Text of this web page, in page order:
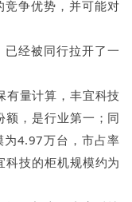
争优势，并可能对
经被同行拉开了一
量计算，丰宜科技
，是行业第一；同
4.97万台，市占率
科技的柜机规模约为